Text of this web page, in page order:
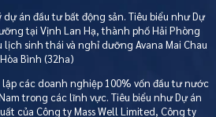
dự án đầu tư bất động sản. Tiêu biểu như Dự
tại Vịnh Lan Hạ, thành phố Hải Phòng
lịch sinh thái và nghỉ dưỡng Avana Mai Chau
Bình (32ha)
các doanh nghiệp 100% vốn đầu tư nước
trong các lĩnh vực. Tiêu biểu như Dự án
của Công ty Mass Well Limited, Công ty